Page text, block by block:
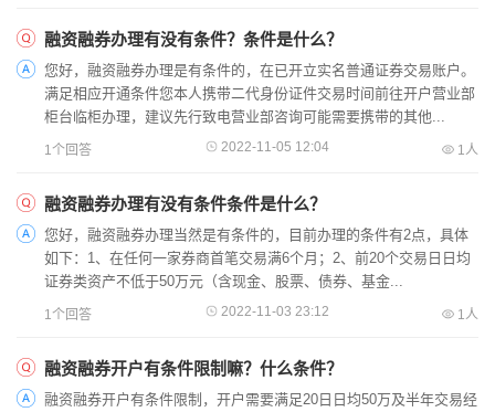
融资融券办理有没有条件？条件是什么？
您好，融资融券办理是有条件的，在已开立实名普通证券交易账户。
满足相应开通条件您本人携带二代身份证件交易时间前往开户营业部
柜台临柜办理，建议先行致电营业部咨询可能需要携带的其他...
1个回答 2022-11-05 12:04 1人
融资融券办理有没有条件条件是什么？
您好，融资融券办理当然是有条件的，目前办理的条件有2点，具体
如下：1、在任何一家券商首笔交易满6个月；2、前20个交易日日均
证券类资产不低于50万元（含现金、股票、债券、基金...
1个回答 2022-11-03 23:12 1人
融资融券开户有条件限制嘛？什么条件？
融资融券开户有条件限制，开户需要满足20日日均50万及半年交易经